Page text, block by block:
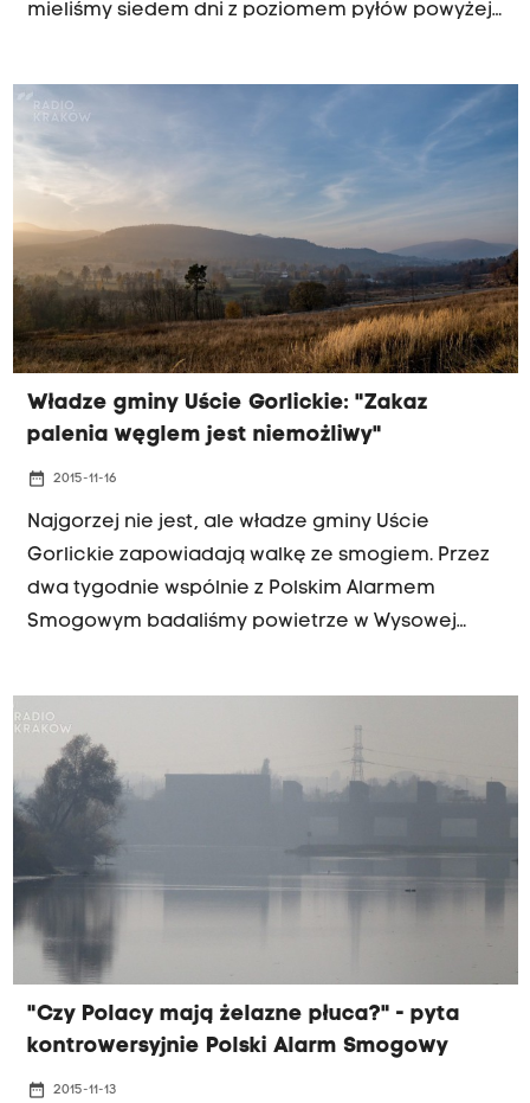
mieliśmy siedem dni z poziomem pyłów powyżej
najbardziej dziwi fakt, że w słoneczne dni
powietrze było fatalne a w tedy kiedy była mgła,
było zupełnie inaczej" - mówi dyrektor Tomasz
Demkowicz z Urzędu Miasta w Krynicy.
Władze gminy Uście Gorlickie: "Zakaz
palenia węglem jest niemożliwy"
date_range 2015-11-16
Najgorzej nie jest, ale władze gminy Uście
Gorlickie zapowiadają walkę ze smogiem. Przez
dwa tygodnie wspólnie z Polskim Alarmem
Smogowym badaliśmy powietrze w Wysowej
przekroczone nawet dwukrotnie. Wszystko
wskazuje na to, że przekroczenia miały związek z
warunkami atmosferycznymi.
"Czy Polacy mają żelazne płuca?" - pyta
kontrowersyjnie Polski Alarm Smogowy
date_range 2015-11-13